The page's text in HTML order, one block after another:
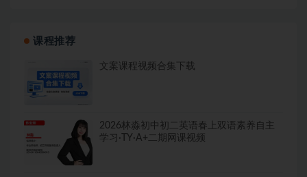
课程推荐
文案课程视频合集下载
2026林淼初中初二英语春上双语素养自主
学习·TY·A+二期网课视频